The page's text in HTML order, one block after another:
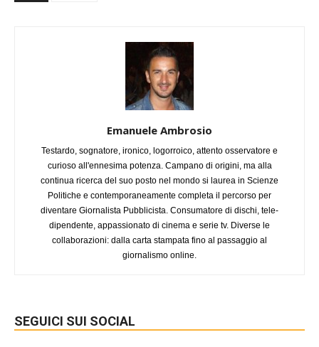
Emanuele Ambrosio
Testardo, sognatore, ironico, logorroico, attento osservatore e
curioso all'ennesima potenza. Campano di origini, ma alla
continua ricerca del suo posto nel mondo si laurea in Scienze
Politiche e contemporaneamente completa il percorso per
diventare Giornalista Pubblicista. Consumatore di dischi, tele-
dipendente, appassionato di cinema e serie tv. Diverse le
collaborazioni: dalla carta stampata fino al passaggio al
giornalismo online.
SEGUICI SUI SOCIAL